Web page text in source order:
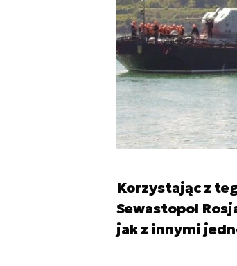
Korzystając z
Sewastopol
jak z innymi